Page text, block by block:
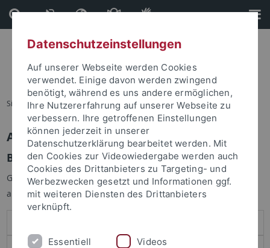
Direkt
zum
Inhalt
Direkt
zur
Fußleiste
Sie sind hier: Startseite
Anmelden
Benutzeranmeldung
Geben Sie Ihren Benutzernamen und Ihr Passwort an um sich
anzumelden:
Datenschutzeinstellungen
Auf unserer Webseite werden Cookies
verwendet. Einige davon werden zwingend
benötigt, während es uns andere ermöglichen,
Ihre Nutzererfahrung auf unserer Webseite zu
verbessern. Ihre getroffenen Einstellungen
können jederzeit in unserer
Datenschutzerklärung bearbeitet werden. Mit
den Cookies zur Videowiedergabe werden auch
Cookies des Drittanbieters zu Targeting- und
Werbezwecken gesetzt und Informationen ggf.
mit weiteren Diensten des Drittanbieters
verknüpft.
Essentiell Videos